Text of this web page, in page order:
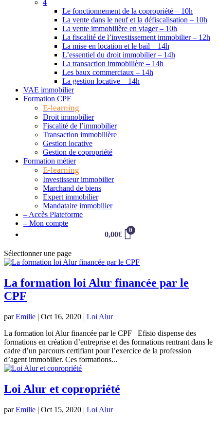
4
Le fonctionnement de la copropriété – 10h
La vente dans le neuf et la défiscalisation – 10h
La vente immobilière en viager – 10h
La fiscalité de l’investissement immobilier – 12h
La mise en location et le bail – 14h
L’essentiel du droit immobilier – 14h
La transaction immobilière – 14h
Les baux commerciaux – 14h
La gestion locative – 14h
VAE immobilier
Formation CPF
E-learning
Droit immobilier
Fiscalité de l’immobilier
Transaction immobilière
Gestion locative
Gestion de copropriété
Formation métier
E-learning
Investisseur immobilier
Marchand de biens
Expert immobilier
Mandataire immobilier
– Accès Plateforme
– Mon compte
0,00€
0
Sélectionner une page
La formation loi Alur financée par le
CPF
parEmilie | Oct 16, 2020 | Loi Alur
La formation loi Alur financée par le CPF Efisio dispense des
formations en création d’entreprise et des formations rentrant dans le
cadre d’un parcours certifiant pour l’exercice de la profession
d’agent immobilier. Ces formations...
Loi Alur et copropriété
parEmilie | Oct 15, 2020 | Loi Alur